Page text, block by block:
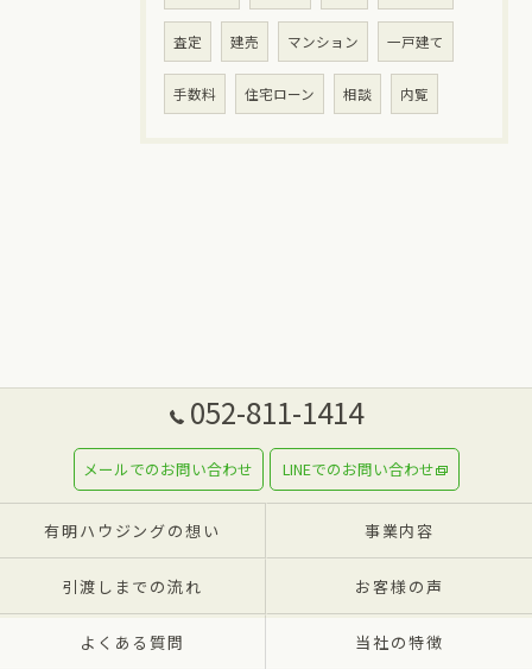
査定 建売 マンション 一戸建て
手数料 住宅ローン 相談 内覧
052-811-1414
メールでのお問い合わせ LINEでのお問い合わせ
有明ハウジングの想い 事業内容
引渡しまでの流れ お客様の声
よくある質問 当社の特徴